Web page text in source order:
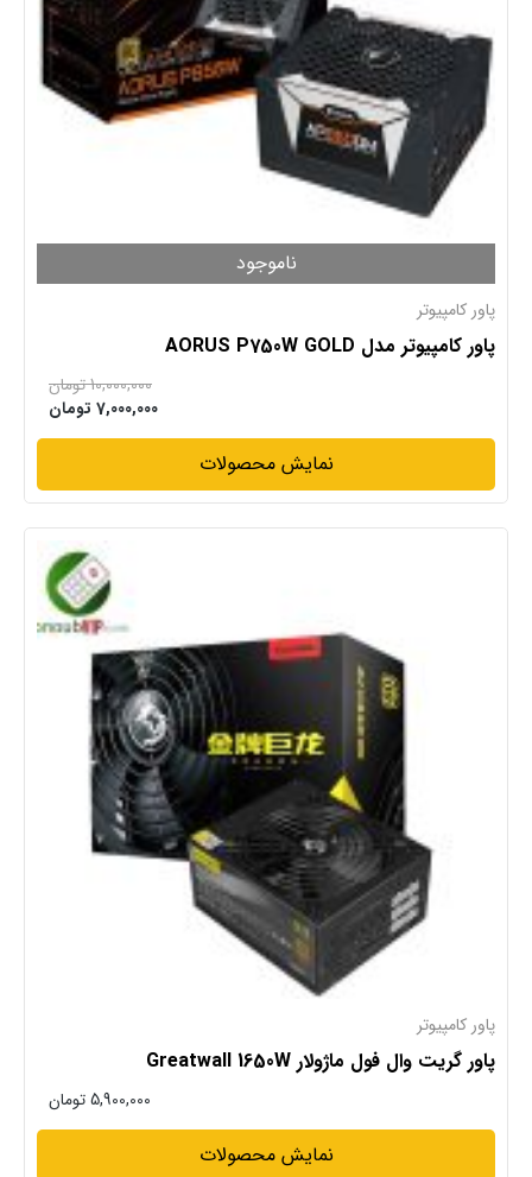
ناموجود
پاور کامپیوتر
پاور کامپیوتر مدل AORUS P750W GOLD
10,000,000تومان
7,000,000 تومان
نمایش محصولات
پاور کامپیوتر
پاور گریت وال فول ماژولار Greatwall 1650W
5,900,000تومان
نمایش محصولات